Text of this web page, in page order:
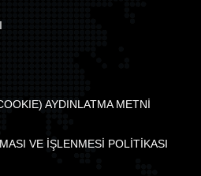
AYDINLATMA METNİ
VE İŞLENMESİ POLİTİKASI